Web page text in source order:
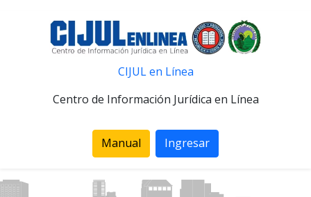
CIJUL en Línea
Centro de Información Jurídica en Línea
Manual Ingresar